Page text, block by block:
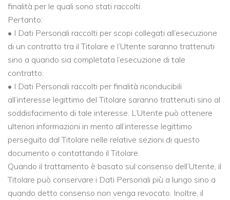
finalità per le quali sono stati raccolti.
Pertanto:
• I Dati Personali raccolti per scopi collegati all’esecuzione
di un contratto tra il Titolare e l’Utente saranno trattenuti
sino a quando sia completata l’esecuzione di tale
contratto.
• I Dati Personali raccolti per finalità riconducibili
all’interesse legittimo del Titolare saranno trattenuti sino al
soddisfacimento di tale interesse. L’Utente può ottenere
ulteriori informazioni in merito all’interesse legittimo
perseguito dal Titolare nelle relative sezioni di questo
documento o contattando il Titolare.
Quando il trattamento è basato sul consenso dell’Utente, il
Titolare può conservare i Dati Personali più a lungo sino a
quando detto consenso non venga revocato. Inoltre, il